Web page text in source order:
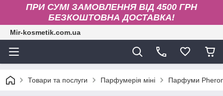
ПРИ СУМІ ЗАМОВЛЕННЯ ВІД 4500 ГРН
БЕЗКОШТОВНА ДОСТАВКА!
Mir-kosmetik.com.ua
Товари та послуги Парфумерія міні Парфуми